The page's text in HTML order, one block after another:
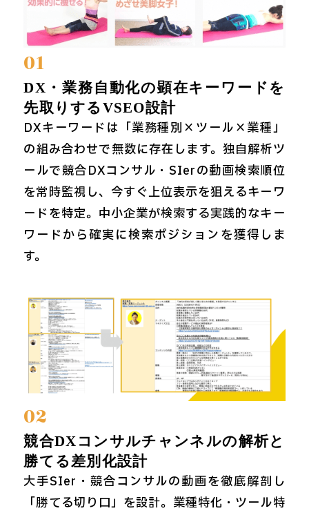
01
DX・業務自動化の顕在キーワードを
先取りするVSEO設計
DXキーワードは「業務種別×ツール×業種」
の組み合わせで無数に存在します。独自解析ツ
ールで競合DXコンサル・SIerの動画検索順位
を常時監視し、今すぐ上位表示を狙えるキーワ
ードを特定。中小企業が検索する実践的なキー
ワードから確実に検索ポジションを獲得しま
す。
02
競合DXコンサルチャンネルの解析と
勝てる差別化設計
大手SIer・競合コンサルの動画を徹底解剖し
「勝てる切り口」を設計。業種特化・ツール特